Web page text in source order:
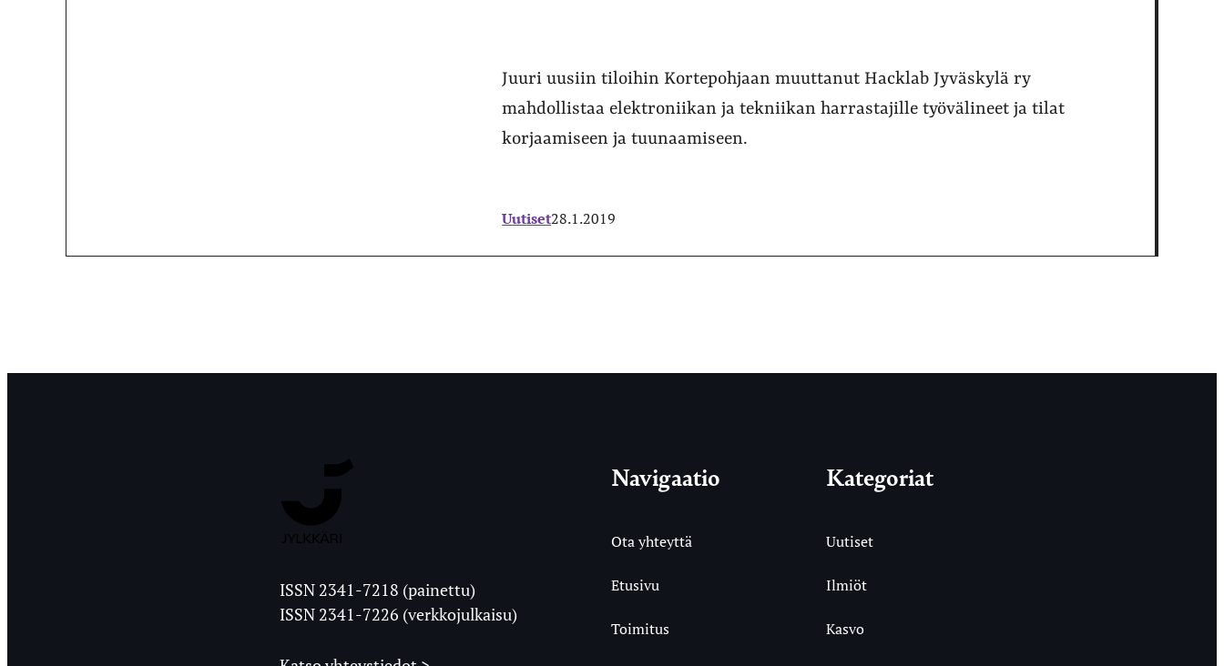
Juuri uusiin tiloihin Kortepohjaan muuttanut Hacklab Jyväskylä ry
mahdollistaa elektroniikan ja tekniikan harrastajille työvälineet ja tilat
korjaamiseen ja tuunaamiseen.
Uutiset28.1.2019
Ylioppilaslehti
ISSN 2341-7218 (painettu)
ISSN 2341-7226 (verkkojulkaisu)
Navigaatio
Ota yhteyttä
Etusivu
Toimitus
Kategoriat
Uutiset
Ilmiöt
Kasvo